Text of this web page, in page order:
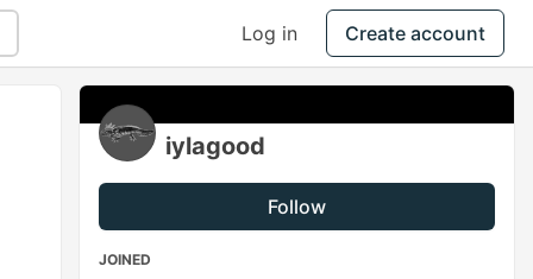
Log in Create account
iylagood
Follow
JOINED